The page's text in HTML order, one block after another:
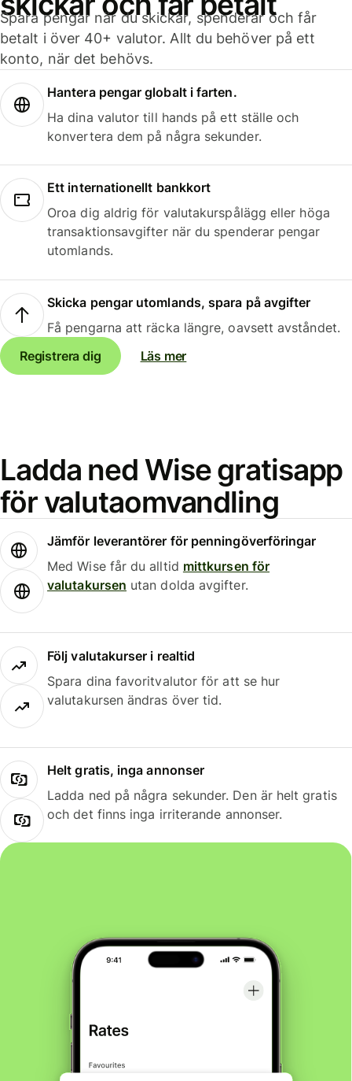
Spara pengar när du skickar, spenderar och får
betalt i över 40+ valutor. Allt du behöver på ett
konto, när det behövs.
Hantera pengar globalt i farten.
Ha dina valutor till hands på ett ställe och
konvertera dem på några sekunder.
Ett internationellt bankkort
Oroa dig aldrig för valutakurspålägg eller höga
transaktionsavgifter när du spenderar pengar
utomlands.
Skicka pengar utomlands, spara på avgifter
Få pengarna att räcka längre, oavsett avståndet.
Registrera dig
Läs mer
Ladda ned Wise gratisapp
för valutaomvandling
Jämför leverantörer för penningöverföringar
Med Wise får du alltid mittkursen för
valutakursen utan dolda avgifter.
Följ valutakurser i realtid
Spara dina favoritvalutor för att se hur
valutakursen ändras över tid.
Helt gratis, inga annonser
Ladda ned på några sekunder. Den är helt gratis
och det finns inga irriterande annonser.